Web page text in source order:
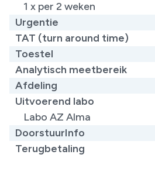
1 x per 2 weken
Urgentie
TAT (turn around time)
Toestel
Analytisch meetbereik
Afdeling
Uitvoerend labo
Labo AZ Alma
DoorstuurInfo
Terugbetaling